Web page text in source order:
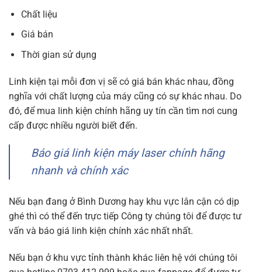
Chất liệu
Giá bán
Thời gian sử dụng
Linh kiện tại mỗi đơn vị sẽ có giá bán khác nhau, đồng
nghĩa với chất lượng của máy cũng có sự khác nhau. Do
đó, để mua linh kiện chính hãng uy tín cần tìm nơi cung
cấp được nhiều người biết đến.
Báo giá linh kiện máy laser chính hãng
nhanh và chính xác
Nếu bạn đang ở Bình Dương hay khu vực lân cận có dịp
ghé thì có thể đến trực tiếp Công ty chúng tôi để được tư
vấn và báo giá linh kiện chính xác nhất nhất.
Nếu bạn ở khu vực tỉnh thành khác liên hệ với chúng tôi